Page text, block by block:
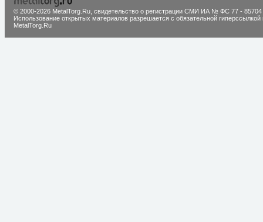
© 2000-2026 MetalTorg.Ru, cвидетельство о регистрации СМИ ИА № ФС 77 - 85704
Использование открытых материалов разрешается с обязательной гиперссылкой
MetalTorg.Ru